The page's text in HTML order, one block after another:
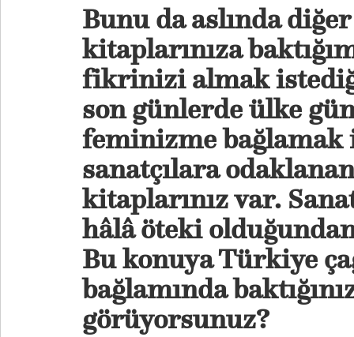
Bunu da aslında diğer
kitaplarınıza
fikrinizi almak
son günlerde ülke
feminizme bağlamak
sanatçılara
kitaplarınız var.
hâlâ öteki
Bu konuya Türkiye
bağlamında
görüyorsunuz?